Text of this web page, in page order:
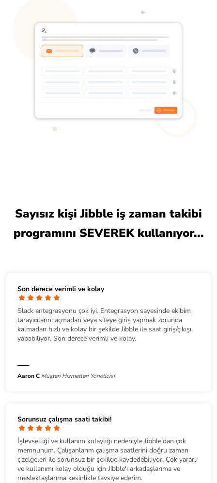
Sayısız kişi Jibble iş zaman takibi
programını SEVEREK kullanıyor...
Son derece verimli ve kolay
Slack entegrasyonu çok iyi. Entegrasyon sayesinde ekibim
tarayıcılarını açmadan veya siteye giriş yapmak zorunda
kalmadan hızlı ve kolay bir şekilde Jibble ile saat giriş/çıkışı
yapabiliyor. Son derece verimli ve kolay.
Aaron C Müşteri Hizmetleri Yöneticisi
Sorunsuz çalışma saati takibi!
İşlevselliği ve kullanım kolaylığı nedeniyle Jibble'dan çok
memnunum. Çalışanlarım çalışma saatlerini doğru zaman
çizelgeleri ile sorunsuz bir şekilde kaydedebiliyor. Çok yararlı
ve kullanımı kolay olduğu için Jibble'ı arkadaşlarıma ve
meslektaşlarıma kesinlikle tavsiye ederim.